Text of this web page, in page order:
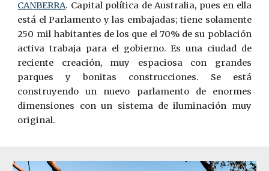
CANBERRA. Capital política de Australia, pues en ella
está el Parlamento y las embajadas; tiene solamente
250 mil habitantes de los que el 70% de su población
activa trabaja para el gobierno. Es una ciudad de
reciente creación, muy espaciosa con grandes
parques y bonitas construcciones. Se está
construyendo un nuevo parlamento de enormes
dimensiones con un sistema de iluminación muy
original.